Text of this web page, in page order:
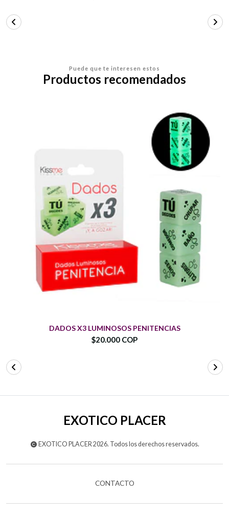
Puede que te interesen estos
Productos recomendados
DADOS X3 LUMINOSOS PENITENCIAS
$20.000 COP
EXOTICO PLACER
EXOTICO PLACER 2026. Todos los derechos reservados.
CONTACTO